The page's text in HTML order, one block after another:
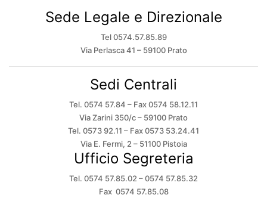
Sede Legale e Direzionale
Tel 0574.57.85.89
Via Perlasca 41 – 59100 Prato
Sedi Centrali
Tel. 0574 57.84 – Fax 0574 58.12.11
Via Zarini 350/c – 59100 Prato
Tel. 0573 92.11 – Fax 0573 53.24.41
Via E. Fermi, 2 – 51100 Pistoia
Ufficio Segreteria
Tel. 0574 57.85.02 – 0574 57.85.32
Fax 0574 57.85.08